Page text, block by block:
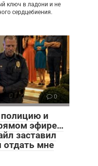
ключ в ладони и не
сердцебиения.
0
и
эфире…
заставил
отдать мне